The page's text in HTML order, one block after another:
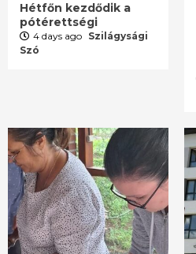
Hétfőn kezdődik a
pótérettségi
4 days ago Szilágysági
Szó